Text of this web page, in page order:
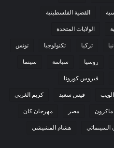
القضية الفلسطينية
الولايات المتحدة
تركيا تكنولوجيا تونس
روسيا سياسة سينما
فيروس كورونا
قيس سعيد كريم الغربي
ماكرون مصر مهرجان كان
هشام المشيشي